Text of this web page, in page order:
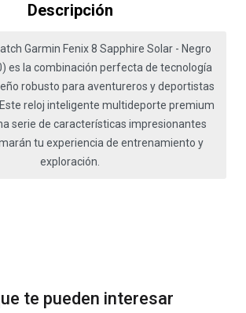
Descripción
Garmin Fenix 8 Sapphire Solar - Negro
es la combinación perfecta de tecnología
robusto para aventureros y deportistas
reloj inteligente multideporte premium
serie de características impresionantes
tu experiencia de entrenamiento y
exploración.
te pueden interesar